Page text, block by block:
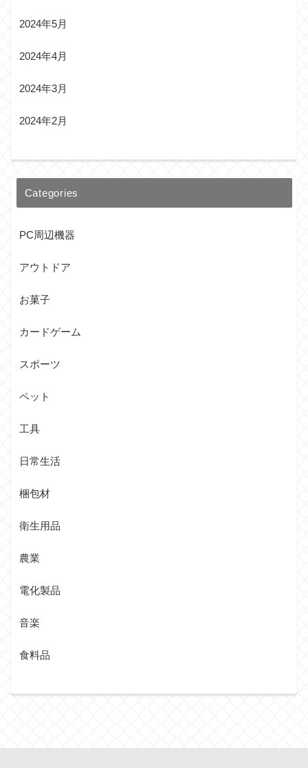
2024年5月
2024年4月
2024年3月
2024年2月
Categories
PC周辺機器
アウトドア
お菓子
カードゲーム
スポーツ
ペット
工具
日常生活
梱包材
衛生用品
農業
電化製品
音楽
食料品